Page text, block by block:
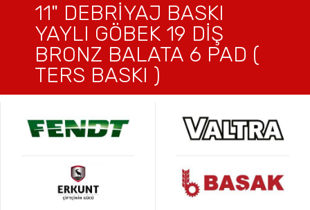
11" DEBRİYAJ BASKI
YAYLI GÖBEK 19 DİŞ
BRONZ BALATA 6 PAD (
TERS BASKI )